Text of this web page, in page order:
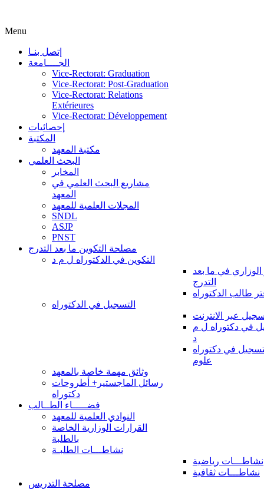
Menu
إتصل بنـا
الجــــامعة
Vice-Rectorat: Graduation
Vice-Rectorat: Post-Graduation
Vice-Rectorat: Relations
Extérieures
Vice-Rectorat: Développement
إحصائيات
المكتبة
مكتبة المعهد
البحث العلمي
المخابر
مشاريع البحث العلمي في
المعهد
المجلات العلمية للمعهد
SNDL
ASJP
PNST
مصلحة التكوين ما بعد التدرج
التكوين في الدكتوراه ل م د
الوزاري في ما بعد
التدرج
طالب الدكتوراه
التسجيل في الدكتوراه
عبر الانترنت
في دكتوراه ل م
د
في دكتوراه
علوم
وثائق مهمة خاصة بالمعهد
رسائل الماجستير+ أطروحات
دكتوراه
فضـــــاء الطــالب
النوادي العلمية للمعهد
القرارات الوزارية الخاصة
بالطلبة
نشاطـــات الطلبـة
نشاطـــات رياضية
نشاطـــات ثقافية
مصلحة التدريس